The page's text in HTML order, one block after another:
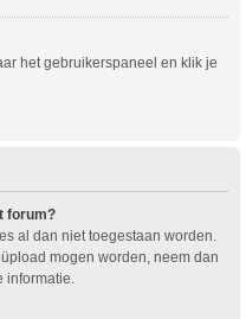
het gebruikerspaneel en klik je
forum?
al dan niet toegestaan worden.
mogen worden, neem dan